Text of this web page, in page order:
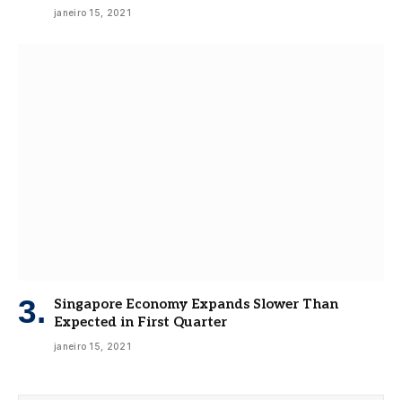
janeiro 15, 2021
Singapore Economy Expands Slower Than
Expected in First Quarter
janeiro 15, 2021